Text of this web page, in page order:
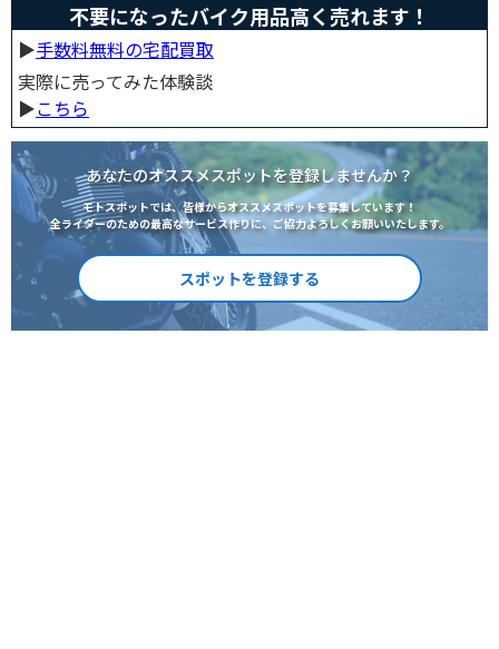
不要になったバイク用品高く売れます！
▶︎手数料無料の宅配買取
実際に売ってみた体験談
▶︎こちら
あなたのオススメスポットを登録しませんか？
モトスポットでは、皆様からオススメスポットを募集しています！
全ライダーのための最高なサービス作りに、ご協力よろしくお願いいたします。
スポットを登録する